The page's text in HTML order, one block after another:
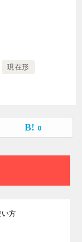
現在形
0
方